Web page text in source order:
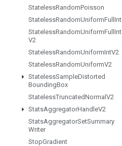
StatelessRandomPoisson
StatelessRandomUniformFull Int
StatelessRandomUniformFull Int
V2
StatelessRandomUniformIntV2
StatelessRandomUniformV2
StatelessSampleDistorted
BoundingBox
StatelessTruncatedNormal V2
StatsAggregatorHandleV2
StatsAggregatorSetSummary
Writer
StopGradient